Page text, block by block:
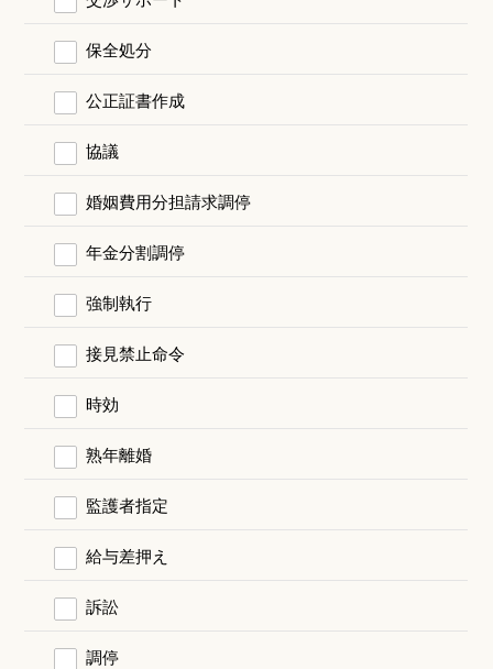
保全処分
公正証書作成
協議
婚姻費用分担請求調停
年金分割調停
強制執行
接見禁止命令
時効
熟年離婚
監護者指定
給与差押え
訴訟
調停